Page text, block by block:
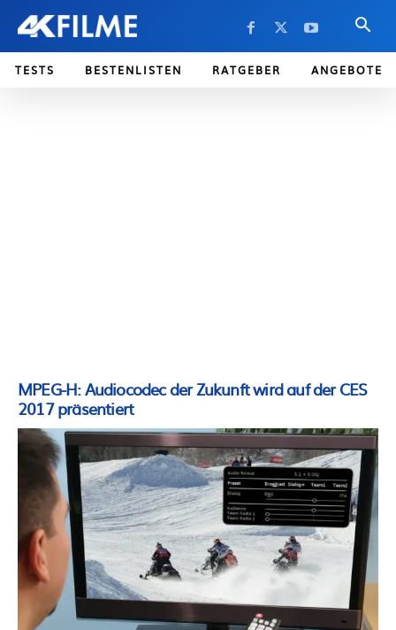
TESTS BESTENLISTEN RATGEBER ANGEBOTE
MPEG-H: Audiocodec der Zukunft wird auf der CES
2017 präsentiert